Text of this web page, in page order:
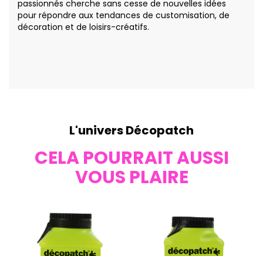
passionnés cherche sans cesse de nouvelles idées
pour répondre aux tendances de customisation, de
décoration et de loisirs-créatifs.
L'univers Décopatch
CELA POURRAIT AUSSI
VOUS PLAIRE